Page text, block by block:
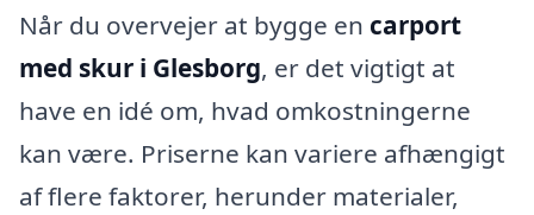
Når du overvejer at bygge en carport
med skur i Glesborg, er det vigtigt at
have en idé om, hvad omkostningerne
kan være. Priserne kan variere afhængigt
af flere faktorer, herunder materialer,